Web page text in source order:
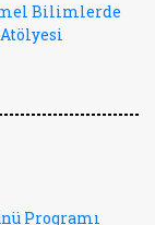
Bilimlerde
Programı